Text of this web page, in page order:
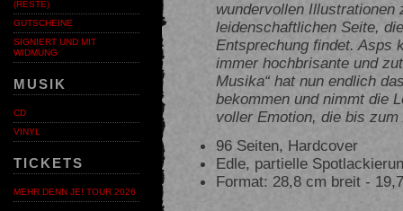
(RESTE)
GUTSCHEINE
SIGNIERT UND MIT
WIDMUNG
MUSIK
CD
VINYL
TICKETS
MEHR DENN JE! TOUR 2026
wundervollen
leidenschaftlichen Seite,
Entsprechung findet. Asps
immer hochbrisante und
Musika“ hat nun endlich
bekommen und nimmt die
voller Emotion, die bis
96 Seiten, Hardcover
Edle, partielle
Format: 28,8 cm breit -